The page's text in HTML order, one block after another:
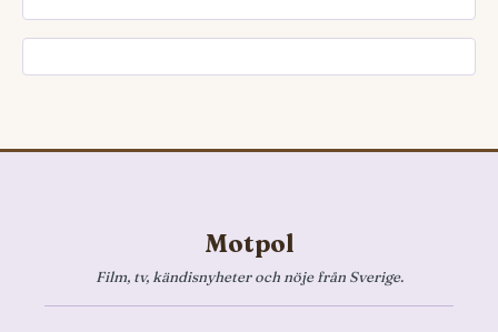
Motpol
Film, tv, kändisnyheter och nöje från Sverige.